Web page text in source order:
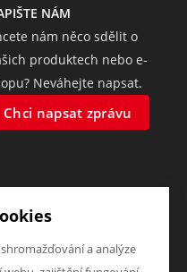
NÁM
nám něco sdělit o
produktech nebo e-
Neváhejte napsat.
Chci napsat zprávu
a analýze